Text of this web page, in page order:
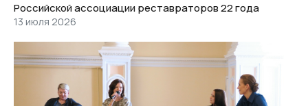
Российской ассоциации реставраторов 22 года
13 июля 2026